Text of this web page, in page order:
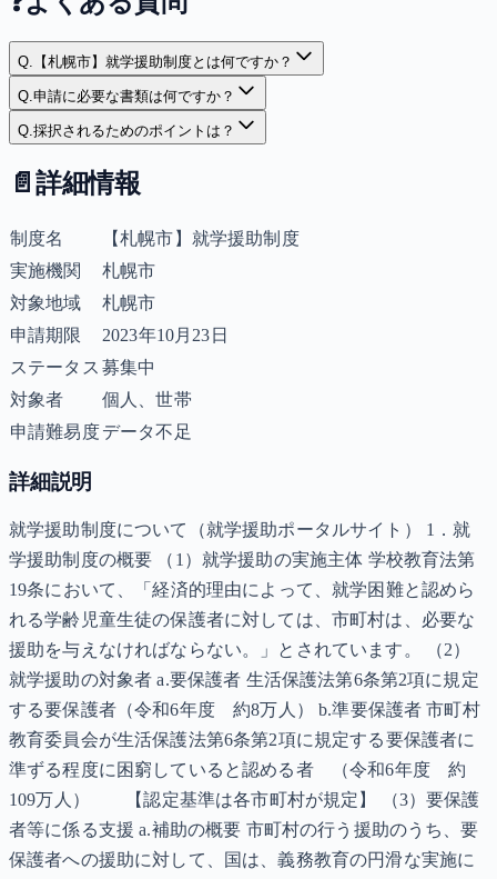
Q. 【札幌市】就学援助制度とは何ですか？
Q.申請に必要な書類は何ですか？
Q.採択されるためのポイントは？
📄 詳細情報
制度名
【札幌市】就学援助制度
実施機関
札幌市
対象地域
札幌市
申請期限
2023年10月23日
ステータス 募集中
対象者
個人、世帯
申請難易度データ不足
詳細説明
就学援助制度について（就学援助ポータルサイト） 1．就
学援助制度の概要 （1）就学援助の実施主体 学校教育法第
19条において、「経済的理由によって、就学困難と認めら
れる学齢児童生徒の保護者に対しては、市町村は、必要な
援助を与えなければならない。」とされています。 （2）
就学援助の対象者 a.要保護者 生活保護法第6条第2項に規定
する要保護者（令和6年度 約8万人） b.準要保護者 市町村
教育委員会が生活保護法第6条第2項に規定する要保護者に
準ずる程度に困窮していると認める者 （令和6年度 約
109万人） 【認定基準は各市町村が規定】 （3）要保護
者等に係る支援 a.補助の概要 市町村の行う援助のうち、要
保護者への援助に対して、国は、義務教育の円滑な実施に